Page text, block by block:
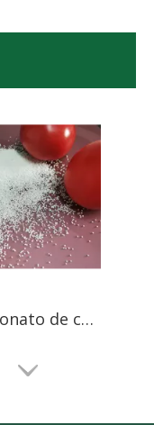
Propionato de calcio